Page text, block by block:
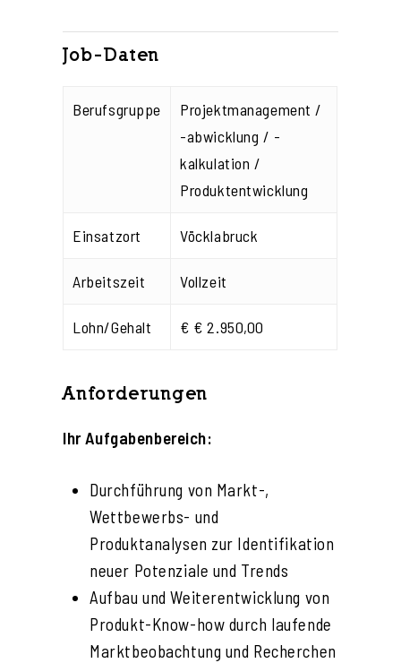
Job-Daten
Berufsgruppe
Projektmanagement /
-abwicklung / -
kalkulation /
Produktentwicklung
Einsatzort Vöcklabruck
Arbeitszeit Vollzeit
Lohn/Gehalt € € 2.950,00
Anforderungen
Ihr Aufgabenbereich:
Durchführung von Markt-,
Wettbewerbs- und
Produktanalysen zur Identifikation
neuer Potenziale und Trends
Aufbau und Weiterentwicklung von
Produkt-Know-how durch laufende
Marktbeobachtung und Recherchen